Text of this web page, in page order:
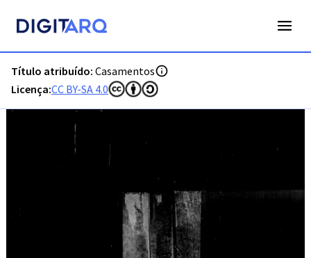
Título atribuído: Casamentos
Licença:CC BY-SA 4.0